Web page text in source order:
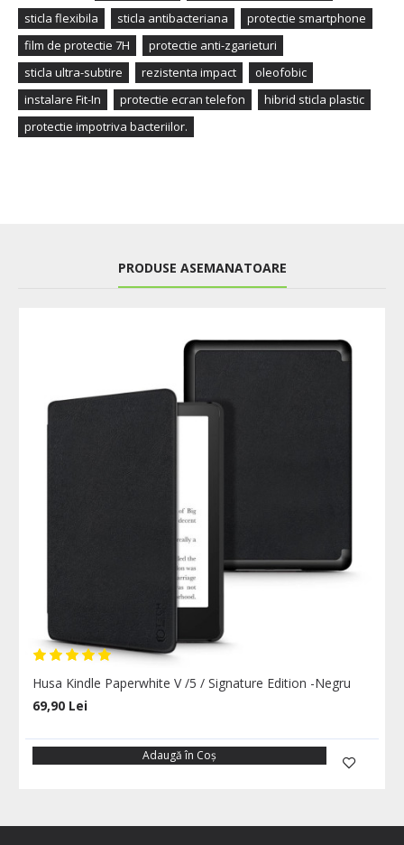
sticla flexibila
sticla antibacteriana
protectie smartphone
film de protectie 7H
protectie anti-zgarieturi
sticla ultra-subtire
rezistenta impact
oleofobic
instalare Fit-In
protectie ecran telefon
hibrid sticla plastic
protectie impotriva bacteriilor.
PRODUSE ASEMANATOARE
Husa Kindle Paperwhite V /5 / Signature Edition -Negru
69,90 Lei
Adaugă în Coş